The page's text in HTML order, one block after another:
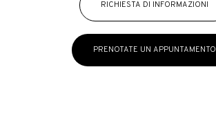
RICHIESTA DI INFORMAZIONI
PRENOTATE UN APPUNTAMENTO